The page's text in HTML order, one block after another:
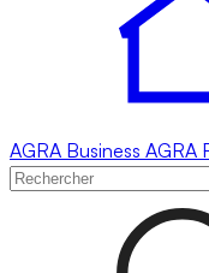
AGRA Business AGRA